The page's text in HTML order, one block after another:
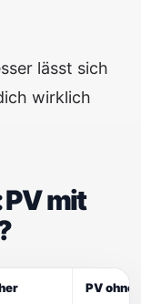
lässt sich
wirklich
mit
PV ohne